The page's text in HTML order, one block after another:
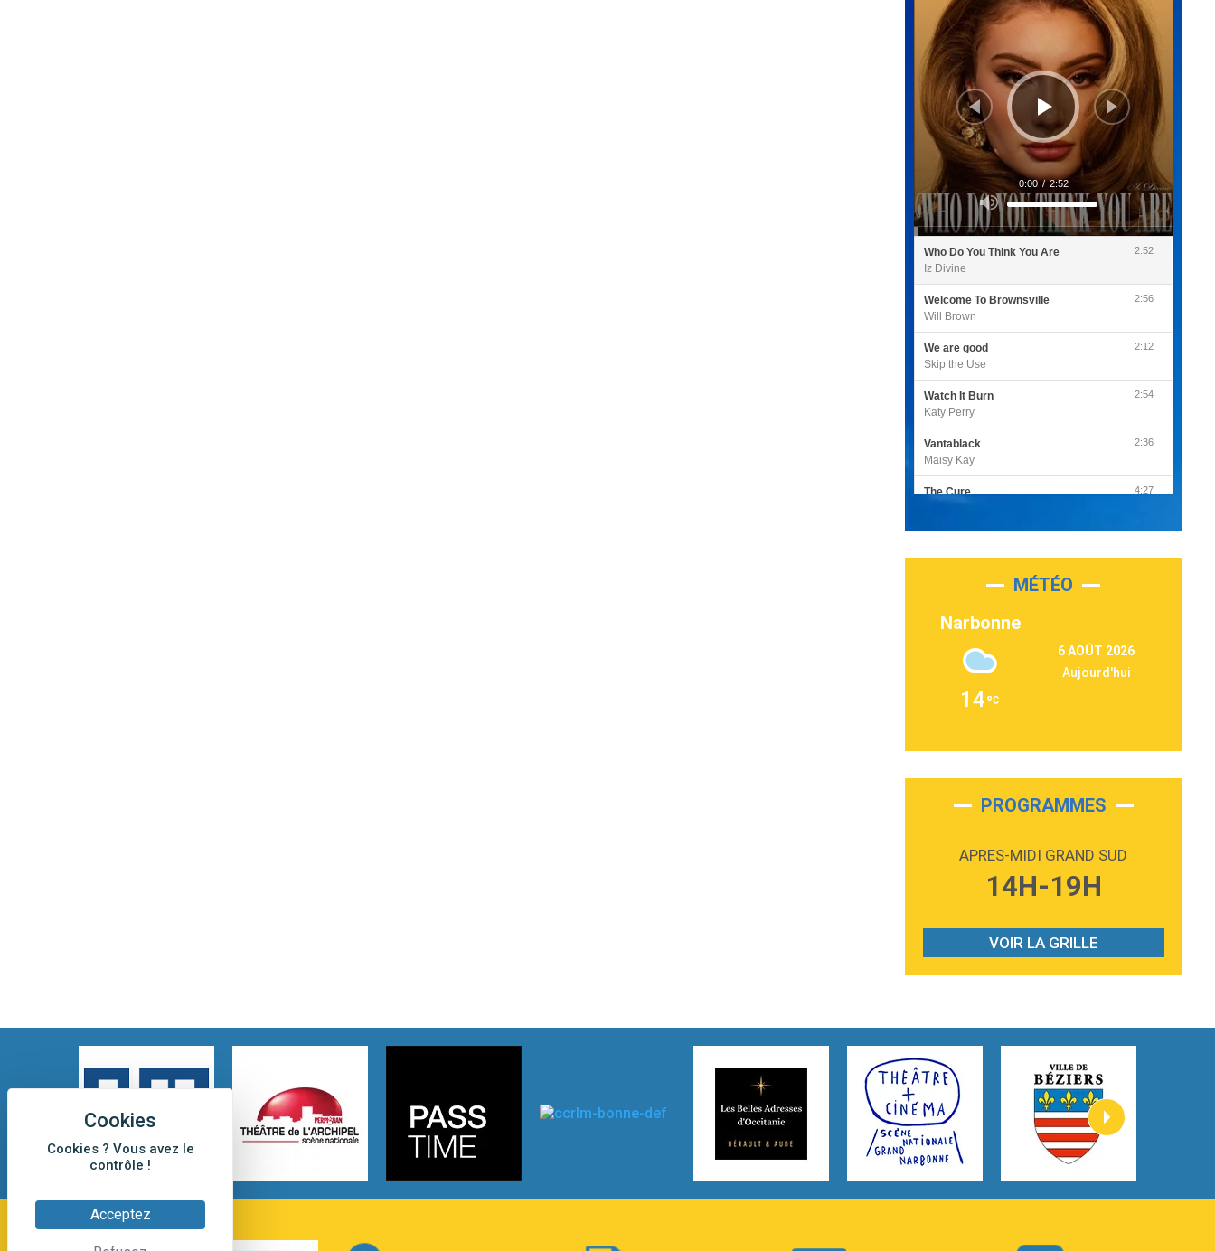
Cookies ? Vous avez le
contrôle !
Acceptez
Utilisez
les
flèches
haut/bas
augmenter
le
volume.
0:00 / 2:52
Who Do You Think You Are
Iz Divine
2:52
Welcome To Brownsville
Will Brown
2:56
We are good
Skip the Use
2:12
Watch It Burn
Katy Perry
2:54
Vantablack
Maisy Kay
2:36
The Cure
4:27
Luke Combs
Second Chance
Martin Garrix & Ed Sheeran
Alex Warren
On My Soul
2:28
Phoebe Bridgers
Gracie Abrams
Heaven On Your Mind
Kygo
Heart On Fire
Lovecats
Hate that i made you love me
Ariana Grande –
MÉTÉO
Narbonne
14
6 AOÛT 2026
Aujourd'hui
PROGRAMMES
APRES-MIDI GRAND SUD
14H-19H
VOIR LA GRILLE